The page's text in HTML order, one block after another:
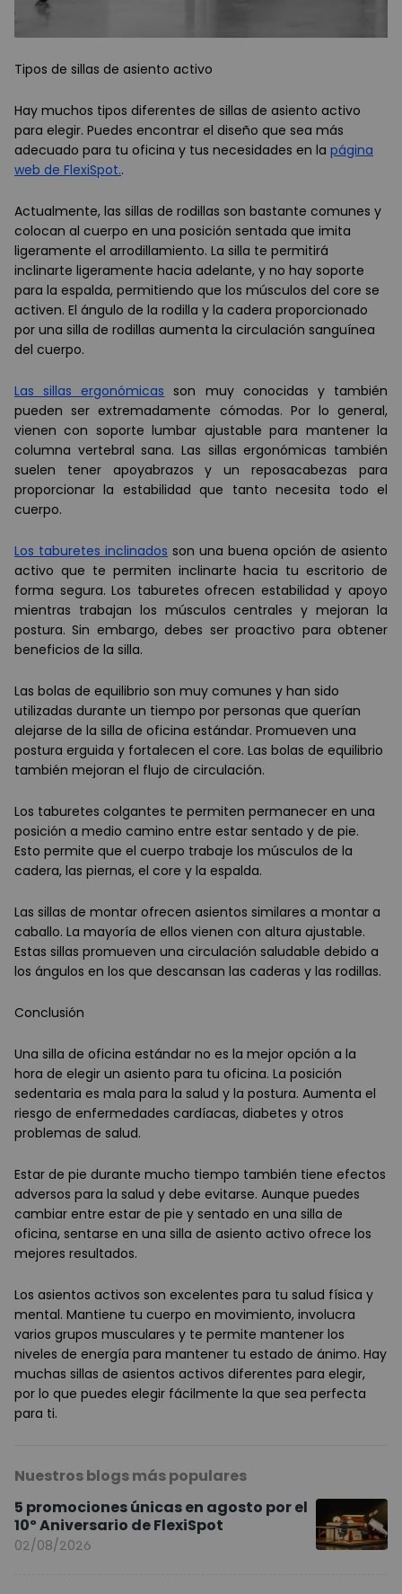
Tipos de sillas de asiento activo
Hay muchos tipos diferentes de sillas de asiento activo
para elegir. Puedes encontrar el diseño que sea más
adecuado para tu oficina y tus necesidades en la página
web de FlexiSpot..
Actualmente, las sillas de rodillas son bastante comunes y
colocan al cuerpo en una posición sentada que imita
ligeramente el arrodillamiento. La silla te permitirá
inclinarte ligeramente hacia adelante, y no hay soporte
para la espalda, permitiendo que los músculos del core se
activen. El ángulo de la rodilla y la cadera proporcionado
por una silla de rodillas aumenta la circulación sanguínea
del cuerpo.
Las sillas ergonómicas son muy conocidas y también
pueden ser extremadamente cómodas. Por lo general,
vienen con soporte lumbar ajustable para mantener la
columna vertebral sana. Las sillas ergonómicas también
suelen tener apoyabrazos y un reposacabezas para
proporcionar la estabilidad que tanto necesita todo el
cuerpo.
Los taburetes inclinados son una buena opción de asiento
activo que te permiten inclinarte hacia tu escritorio de
forma segura. Los taburetes ofrecen estabilidad y apoyo
mientras trabajan los músculos centrales y mejoran la
postura. Sin embargo, debes ser proactivo para obtener
beneficios de la silla.
Las bolas de equilibrio son muy comunes y han sido
utilizadas durante un tiempo por personas que querían
alejarse de la silla de oficina estándar. Promueven una
postura erguida y fortalecen el core. Las bolas de equilibrio
también mejoran el flujo de circulación.
Los taburetes colgantes te permiten permanecer en una
posición a medio camino entre estar sentado y de pie.
Esto permite que el cuerpo trabaje los músculos de la
cadera, las piernas, el core y la espalda.
Las sillas de montar ofrecen asientos similares a montar a
caballo. La mayoría de ellos vienen con altura ajustable.
Estas sillas promueven una circulación saludable debido a
los ángulos en los que descansan las caderas y las rodillas.
Conclusión
Una silla de oficina estándar no es la mejor opción a la
hora de elegir un asiento para tu oficina. La posición
sedentaria es mala para la salud y la postura. Aumenta el
riesgo de enfermedades cardíacas, diabetes y otros
problemas de salud.
Estar de pie durante mucho tiempo también tiene efectos
adversos para la salud y debe evitarse. Aunque puedes
cambiar entre estar de pie y sentado en una silla de
oficina, sentarse en una silla de asiento activo ofrece los
mejores resultados.
Los asientos activos son excelentes para tu salud física y
mental. Mantiene tu cuerpo en movimiento, involucra
varios grupos musculares y te permite mantener los
niveles de energía para mantener tu estado de ánimo. Hay
muchas sillas de asientos activos diferentes para elegir,
por lo que puedes elegir fácilmente la que sea perfecta
para ti.
Nuestros blogs más populares
5 promociones únicas en agosto por el
10º Aniversario de FlexiSpot
02/08/2026